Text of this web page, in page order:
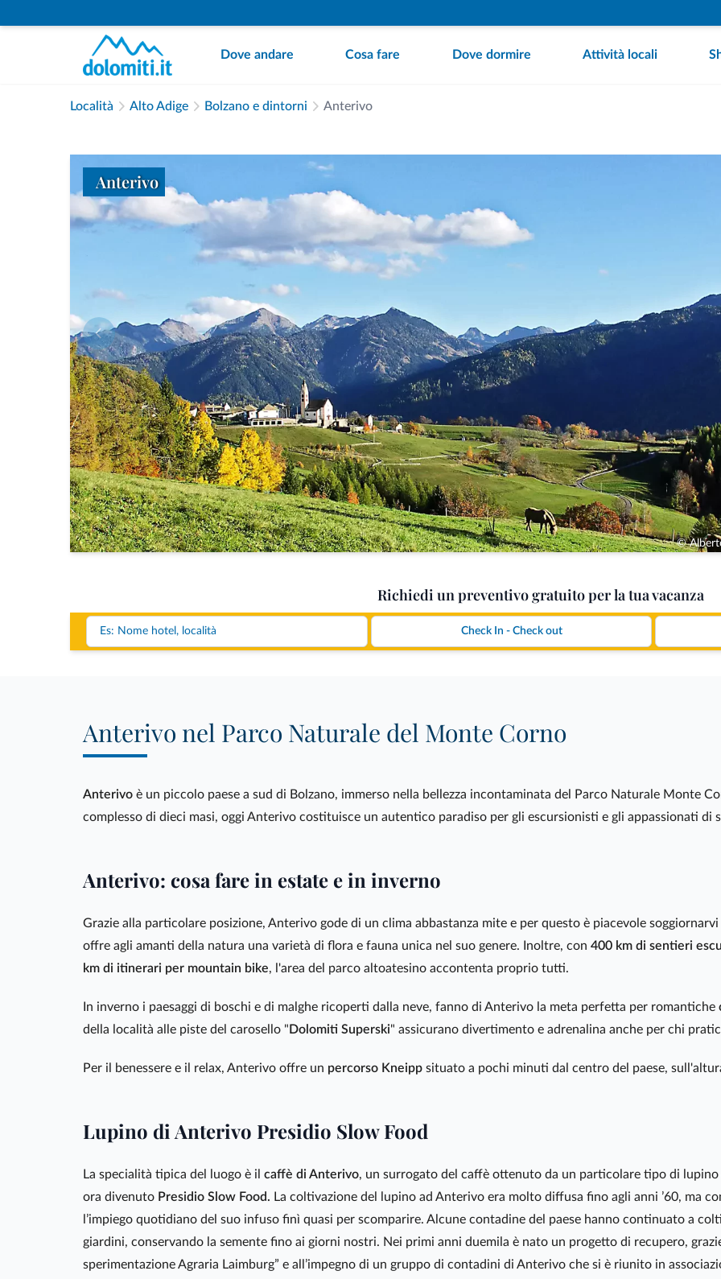
Dove andare Cosa fare Dove dormire Attività locali
Località Alto Adige Bolzano e dintorni Anterivo
Anterivo
©
Richiedi un preventivo gratuito per la tua vacanza
Anterivo nel Parco Naturale del Monte Corno
Anterivo è un piccolo paese a sud di Bolzano, immerso nella bellezza incontaminata del Parco Naturale Monte
complesso di dieci masi, oggi Anterivo costituisce un autentico paradiso per gli escursionisti e gli appassionati di
Anterivo: cosa fare in estate e in inverno
Grazie alla particolare posizione, Anterivo gode di un clima abbastanza mite e per questo è piacevole soggiornarvi
offre agli amanti della natura una varietà di flora e fauna unica nel suo genere. Inoltre, con 400 km di sentieri
km di itinerari per mountain bike, l'area del parco altoatesino accontenta proprio tutti.
In inverno i paesaggi di boschi e di malghe ricoperti dalla neve, fanno di Anterivo la meta perfetta per romantiche
della località alle piste del carosello " Dolomiti Superski" assicurano divertimento e adrenalina anche per chi
Per il benessere e il relax, Anterivo offre un percorso Kneipp situato a pochi minuti dal centro del paese,
Lupino di Anterivo Presidio Slow Food
La specialità tipica del luogo è il caffè di Anterivo, un surrogato del caffè ottenuto da un particolare tipo di
ora divenuto Presidio Slow Food. La coltivazione del lupino ad Anterivo era molto diffusa fino agli anni ’60, ma
l’impiego quotidiano del suo infuso finì quasi per scomparire. Alcune contadine del paese hanno continuato a
giardini, conservando la semente fino ai giorni nostri. Nei primi anni duemila è nato un progetto di recupero,
sperimentazione Agraria Laimburg” e all’impegno di un gruppo di contadini di Anterivo che si è riunito in